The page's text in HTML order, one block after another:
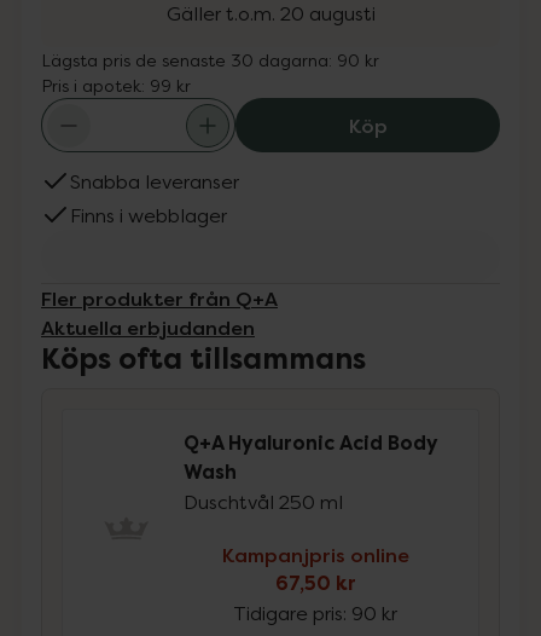
Gäller t.o.m. 20 augusti
Lägsta pris de senaste 30 dagarna: 90 kr
Pris i apotek: 99 kr
KöpQ+A
Snabba leveranser
Finns i webblager
Fler produkter från Q+A
Aktuella erbjudanden
Köps ofta tillsammans
Q+A Hyaluronic Acid Body
Wash
Duschtvål 250 ml
Kampanjpris online
67,50 kr
Tidigare pris: 90 kr